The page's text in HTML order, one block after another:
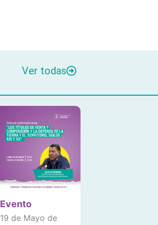
Ver todas
Evento
19 de Mayo de